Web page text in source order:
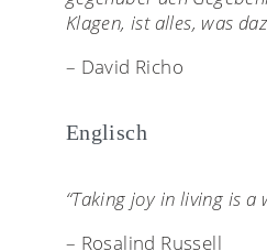
Klagen, ist alles, was
– David Richo
Englisch
“Taking joy in living is a
– Rosalind Russell